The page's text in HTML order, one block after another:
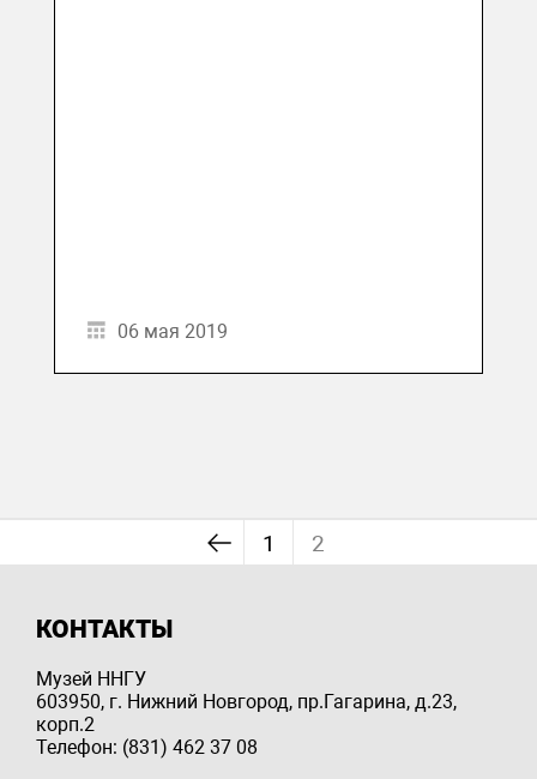
06 мая 2019
1 2
КОНТАКТЫ
Музей ННГУ
603950, г. Нижний Новгород, пр.Гагарина, д.23,
корп.2
Телефон: (831) 462 37 08